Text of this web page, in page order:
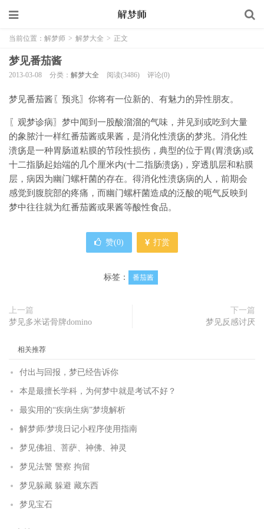
当前位置： 解梦师 > 解梦大全 > 正文
梦见番茄酱
2013-03-08 分类： 解梦大全 阅读(3486) 评论(0)
梦见番茄酱〖预兆〗你将有一位新的、有魅力的异性朋友。
〖观梦诊病〗梦中闻到一股酸溜溜的气味，并见到或吃到大量
的象脓汁一样红番茄酱或果酱，是消化性溃疡的梦兆。消化性
溃疡是一种胃肠道粘膜的节段性损伤，典型的位于胃(胃溃疡)或
十二指肠起始端的几个厘米内(十二指肠溃疡)，穿透肌层和粘膜
层，病因为幽门螺杆菌的存在。得消化性溃疡病的人，前期会
感觉到腹脘部的疼痛，而幽门螺杆菌造成的泛酸的呃气反映到
梦中往往就为红番茄酱或果酱等酸性食品。
赞(0) 打赏
标签： 番茄酱
上一篇
梦见多米诺骨牌domino
下一篇
梦见反感讨厌
相关推荐
付出与回报，梦已经告诉你
本是最擅长学科，为何梦中就是考试不好？
最实用的“疾病生病”梦境解析
解梦师/梦境日记小程序使用指南
梦见佛祖、菩萨、神佛、神灵
梦见法警 警察 拘留
梦见躲藏 躲避 藏东西
梦见宝石